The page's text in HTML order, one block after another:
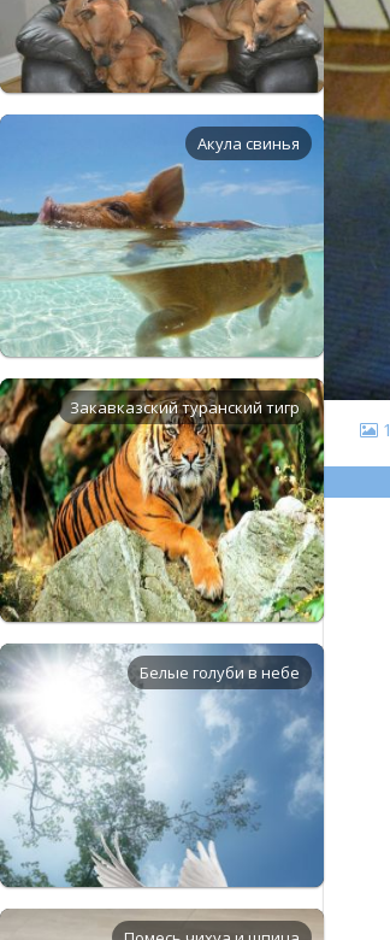
Акула свинья
Закавказский туранский тигр
Белые голуби в небе
1